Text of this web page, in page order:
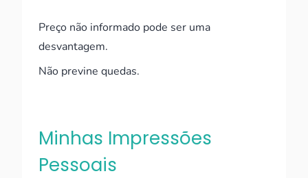
Preço não informado pode ser uma
desvantagem.
Não previne quedas.
Minhas Impressões
Pessoais